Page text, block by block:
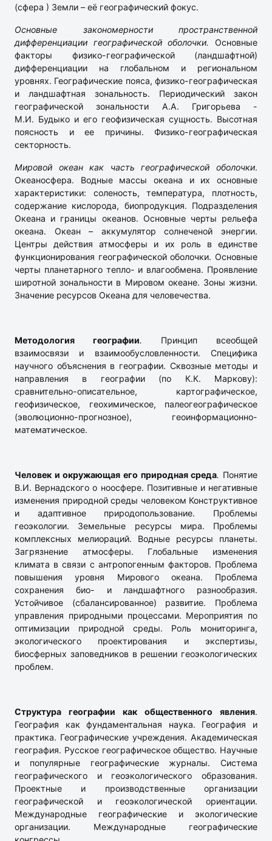
(сфера ) Земли – её географический фокус.
Основные закономерности пространственной
дифференциации географической оболочки. Основные
факторы физико-географической (ландшафтной)
дифференциации на глобальном и региональном
уровнях. Географические пояса, физико-географическая
и ландшафтная зональность. Периодический закон
географической зональности А.А. Григорьева -
М.И. Будыко и его геофизическая сущность. Высотная
поясность и ее причины. Физико-географическая
секторность.
Мировой океан как часть географической оболочки.
Океаносфера. Водные массы океана и их основные
характеристики: соленость, температура, плотность,
содержание кислорода, биопродукция. Подразделения
Океана и границы океанов. Основные черты рельефа
океана. Океан – аккумулятор солнеченой энергии.
Центры действия атмосферы и их роль в единстве
функционирования географической оболочки. Основные
черты планетарного тепло- и влагообмена. Проявление
широтной зональности в Мировом океане. Зоны жизни.
Значение ресурсов Океана для человечества.
Методология географии. Принцип всеобщей
взаимосвязи и взаимообусловленности. Специфика
научного объяснения в географии. Сквозные методы и
направления в географии (по К.К. Маркову):
сравнительно-описательное, картографическое,
геофизическое, геохимическое, палеогеографическое
(эволюционно-прогнозное), геоинформационно-
математическое.
Человек и окружающая его природная среда. Понятие
В.И. Вернадского о ноосфере. Позитивные и негативные
изменения природной среды человеком Конструктивное
и адаптивное природопользование. Проблемы
геоэкологии. Земельные ресурсы мира. Проблемы
комплексных мелиораций. Водные ресурсы планеты.
Загрязнение атмосферы. Глобальные изменения
климата в связи с антропогенным факторов. Проблема
повышения уровня Мирового океана. Проблема
сохранения био- и ландшафтного разнообразия.
Устойчивое (сбалансированное) развитие. Проблема
управления природными процессами. Мероприятия по
оптимизации природной среды. Роль мониторинга,
экологического проектирования и экспертизы,
биосферных заповедников в решении геоэкологических
проблем.
Структура географии как общественного явления.
География как фундаментальная наука. География и
практика. Географические учреждения. Академическая
география. Русское географическое общество. Научные
и популярные географические журналы. Система
географического и геоэкологического образования.
Проектные и производственные организации
географической и геоэкологической ориентации.
Международные географические и экологические
организации. Международные географические